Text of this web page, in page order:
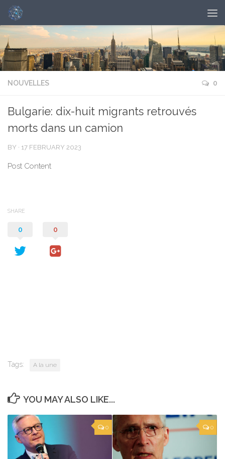
NOUVELLES 0
Bulgarie: dix-huit migrants retrouvés
morts dans un camion
BY · 17 FEBRUARY 2023
Post Content
SHARE
0 0
Tags: A la une
YOU MAY ALSO LIKE...
0 0